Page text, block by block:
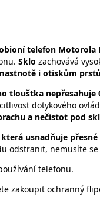
telefon Motorola
Sklo zachovává
i otiskům
tloušťka
dotykového
a nečistot pod
usnadňuje
odstranit, nemusíte
telefonu.
zakoupit ochranný